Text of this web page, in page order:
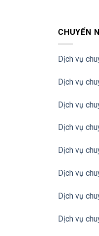
CHUYỂN
Dịch vụ
Dịch vụ
Dịch vụ
Dịch vụ
Dịch vụ
Dịch vụ
Dịch vụ
Dịch vụ